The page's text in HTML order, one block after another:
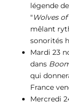
légende
"Wolves
mêlant
sonorités
Mardi 23
dans
qui
France
Mercredi